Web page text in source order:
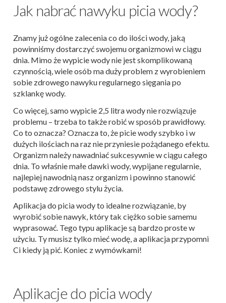
Jak nabrać nawyku picia wody?
Znamy już ogólne zalecenia co do ilości wody, jaką
powinniśmy dostarczyć swojemu organizmowi w ciągu
dnia. Mimo że wypicie wody nie jest skomplikowaną
czynnością, wiele osób ma duży problem z wyrobieniem
sobie zdrowego nawyku regularnego sięgania po
szklankę wody.
Co więcej, samo wypicie 2,5 litra wody nie rozwiązuje
problemu – trzeba to także robić w sposób prawidłowy.
Co to oznacza? Oznacza to, że picie wody szybko i w
dużych ilościach na raz nie przyniesie pożądanego efektu.
Organizm należy nawadniać sukcesywnie w ciągu całego
dnia. To właśnie małe dawki wody, wypijane regularnie,
najlepiej nawodnią nasz organizm i powinno stanowić
podstawę zdrowego stylu życia.
Aplikacja do picia wody to idealne rozwiązanie, by
wyrobić sobie nawyk, który tak ciężko sobie samemu
wyprasować. Tego typu aplikacje są bardzo proste w
użyciu. Ty musisz tylko mieć wodę, a aplikacja przypomni
Ci kiedy ją pić. Koniec z wymówkami!
Aplikacje do picia wody